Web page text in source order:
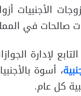
صالحات في
لإدارة
، أسوة
كل عام.